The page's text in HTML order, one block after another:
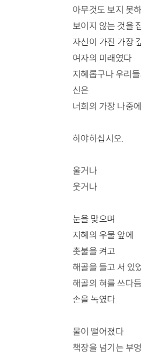
아무것도 보지 못
보이지 않는 것을
자신이 가진 가장
여자의 미래였다
지혜롭구나 우리
신은
너희의 가장 나중
하야하십시오.
울거나
웃거나
눈을 맞으며
지혜의 우물 앞에
촛불을 켜고
해골을 들고 서 있
해골의 혀를 쓰다
손을 녹였다
물이 떨어졌다
책장을 넘기는 부